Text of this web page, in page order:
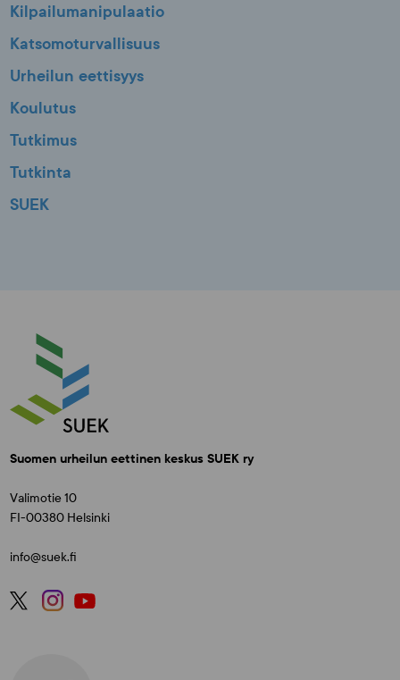
Kilpailumanipulaatio
Katsomoturvallisuus
Urheilun eettisyys
Koulutus
Tutkimus
Tutkinta
SUEK
Suomen urheilun eettinen keskus SUEK ry
Valimotie 10
FI-00380 Helsinki
info@suek.fi